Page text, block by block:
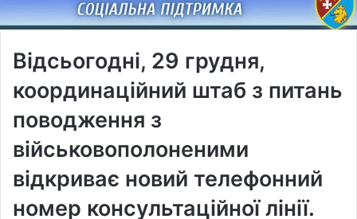
Відсьогодні, 29 грудня,
координаційний штаб з питань
поводження з
військовополоненими
відкриває новий телефонний
номер консультаційної лінії.